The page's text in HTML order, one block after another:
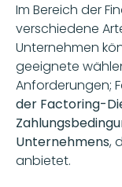
Im Bereich der
verschiedene
Unternehmen
geeignete
Anforderungen;
der Factoring-
Unternehmens,
anbietet.